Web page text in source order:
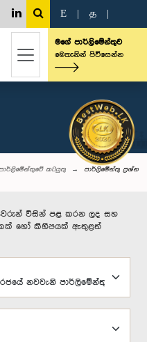
E த
මගේ පාර්ලිමේන්තුව
මෙතැනින් පිවිසෙන්න
පාර්ලිමේන්තුවේ කටයුතු පාර්ලි‌මේන්තු‌ ප්‍රශ්න
විසින් පළ කරන ලද සහ
හෝ කිහිපයක් ඇතුළත්